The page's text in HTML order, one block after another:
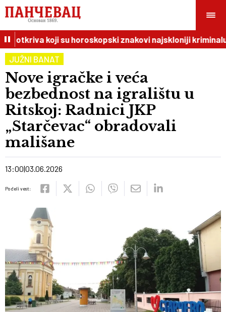
otkriva koji su horoskopski znakovi najskloniji kriminalu
JUŽNI BANAT
Nove igračke i veća
bezbednost na igralištu u
Ritskoj: Radnici JKP
„Starčevac“ obradovali
mališane
13:00 03.06.2026
Podeli vest: